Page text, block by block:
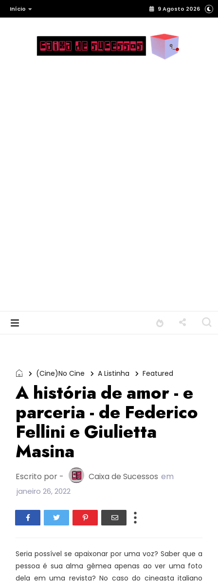
Início 9 Agosto 2026
(Cine)No Cine A Listinha Featured
A história de amor - e
parceria - de Federico
Fellini e Giulietta
Masina
Escrito por - Caixa de Sucessos em
janeiro 26, 2022
Seria possível se apaixonar por uma voz? Saber que a
pessoa é sua alma gêmea apenas ao ver uma foto
dela em uma revista? No caso do cineasta italiano